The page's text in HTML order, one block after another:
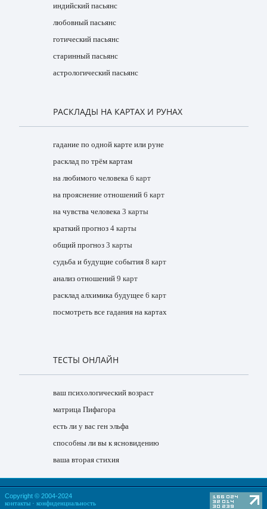
индийский пасьянс
любовный пасьянс
готический пасьянс
старинный пасьянс
астрологический пасьянс
РАСКЛАДЫ НА КАРТАХ И РУНАХ
гадание по одной карте или руне
расклад по трём картам
на любимого человека 6 карт
на прояснение отношений 6 карт
на чувства человека 3 карты
краткий прогноз 4 карты
общий прогноз 3 карты
судьба и будущие события 8 карт
анализ отношений 9 карт
расклад алхимика будущее 6 карт
посмотреть все гадания на картах
ТЕСТЫ ОНЛАЙН
ваш психологический возраст
матрица Пифагора
есть ли у вас ген эльфа
способны ли вы к ясновидению
ваша вторая стихия
Copyright © 2004-2024
контакты · конфиденциальность